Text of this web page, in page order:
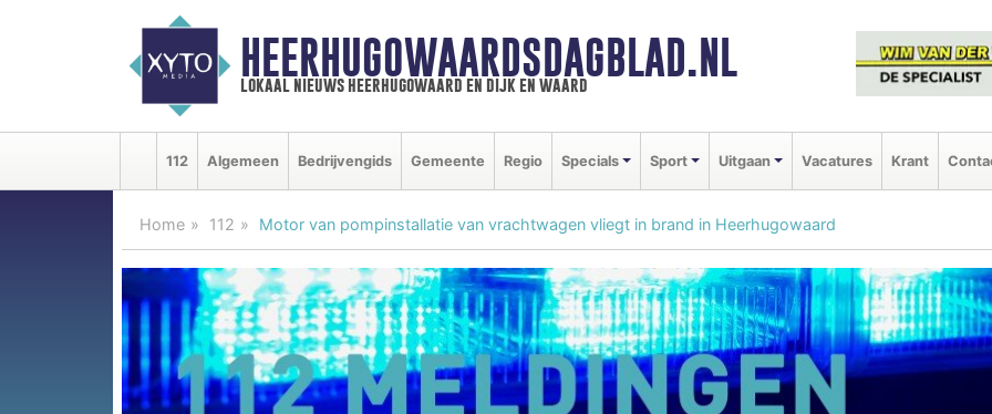
HEERHUGOWAARDSDAGBLAD.NL
lokaal nieuws heerhugowaard en dijk en waard
112 Algemeen Bedrijvengids Gemeente Regio Specials Sport Uitgaan Vacatures Krant
Home 112 Motor van pompinstallatie van vrachtwagen vliegt in brand in Heerhugowaard